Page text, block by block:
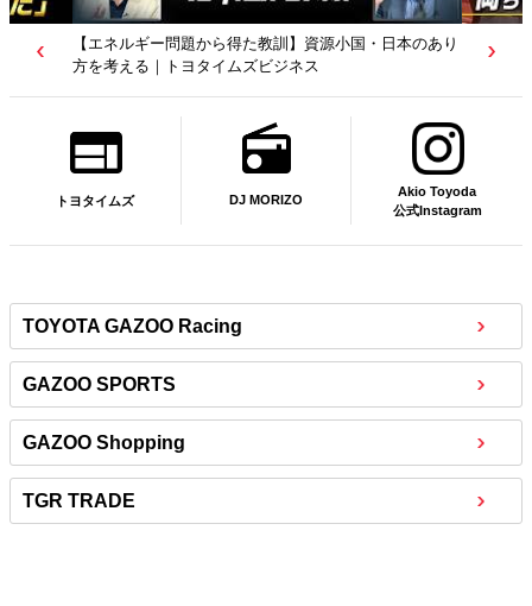
・日本のあり 【若者たちへ】岡田武史さんが“特別授業”で語ったこと
｜サッカー日本代表元監督｜トヨタイムズニュース
トヨタイムズ DJ MORIZO
Akio Toyoda
公式Instagram
TOYOTA GAZOO Racing
GAZOO SPORTS
GAZOO Shopping
TGR TRADE